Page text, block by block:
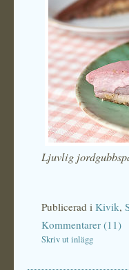
Ljuvlig
Publicerad i Kivik,
Kommentarer (11)
Skriv ut inlägg